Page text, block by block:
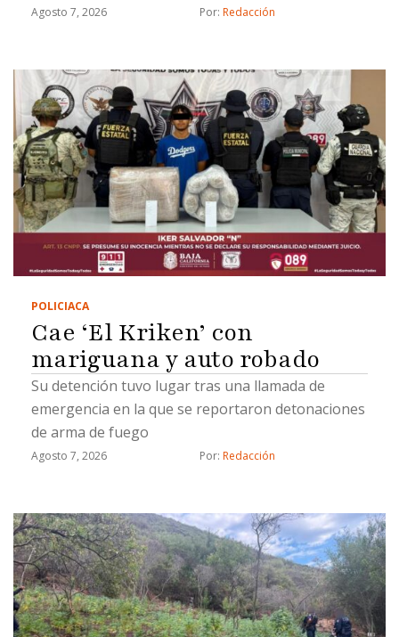
Agosto 7, 2026 Por: Redacción
POLICIACA
Cae ‘El Kriken’ con
mariguana y auto robado
Su detención tuvo lugar tras una llamada de
emergencia en la que se reportaron detonaciones
de arma de fuego
Agosto 7, 2026 Por: Redacción